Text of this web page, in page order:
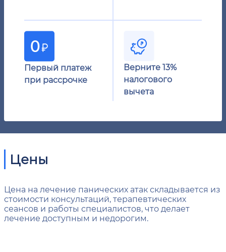
Первый платеж
при рассрочке
Верните 13%
налогового
вычета
Цены
Цена на лечение панических атак складывается из
стоимости консультаций, терапевтических
сеансов и работы специалистов, что делает
лечение доступным и недорогим.